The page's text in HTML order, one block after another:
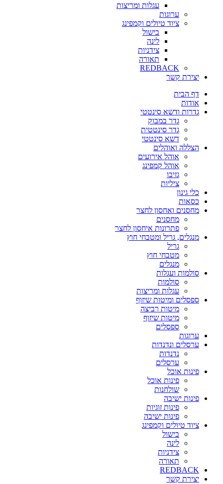
עגלות ומריצות
ערוגות
ציוד טיולים וקמפינג
בישול
לינה
צידניות
תאורה
REDBACK
יצירת קשר
דף הבית
אודות
גדרות ודשא סינטטי
גדר במבוק
גדר סינטטית
דשא סינטטי
הצללה ואוהלים
אוהל אירועים
אוהל קמפינג
גזיבו
ציליות
כלי גינון
כסאות
מחסנים ואחסון לחצר
מחסנים
פתרונות איחסון לחצר
מנגלים, גריל ומטבחי חוץ
גריל
מטבחי חוץ
מנגלים
סולמות ועגלות
סולמות
עגלות ומריצות
ספסלים ומיטות שיזוף
מיטות רביצה
מיטות שיזוף
ספסלים
ערוגות
ערסלים ונדנדות
נדנדות
ערסלים
פינות אוכל
פינות אוכל
שולחנות
פינות ישיבה
פינות זוגיות
פינות ישיבה
ציוד טיולים וקמפינג
בישול
לינה
צידניות
תאורה
REDBACK
יצירת קשר